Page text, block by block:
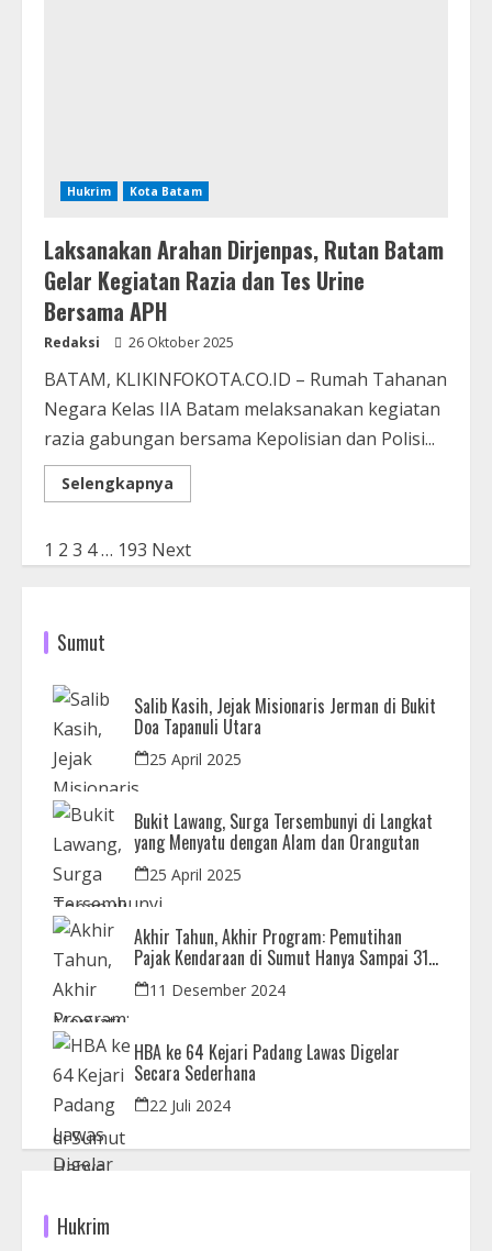
Hukrim Kota Batam
Laksanakan Arahan Dirjenpas, Rutan Batam
Gelar Kegiatan Razia dan Tes Urine
Bersama APH
Redaksi 26 Oktober 2025
BATAM, KLIKINFOKOTA.CO.ID – Rumah Tahanan
Negara Kelas IIA Batam melaksanakan kegiatan
razia gabungan bersama Kepolisian dan Polisi...
Selengkapnya
1 2 3 4… 193 Next
Sumut
Salib Kasih, Jejak Misionaris Jerman di Bukit
Doa Tapanuli Utara
25 April 2025
Bukit Lawang, Surga Tersembunyi di Langkat
yang Menyatu dengan Alam dan Orangutan
25 April 2025
Akhir Tahun, Akhir Program: Pemutihan
Pajak Kendaraan di Sumut Hanya Sampai 31
Desember
11 Desember 2024
HBA ke 64 Kejari Padang Lawas Digelar
Secara Sederhana
22 Juli 2024
Hukrim